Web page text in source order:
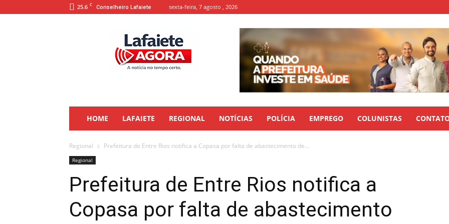
25.6 C Conselheiro Lafaiete sexta-feira, 7 agosto , 2026
HOME LAFAIETE REGIONAL NOTÍCIAS POLÍCIA EMPREGO COLUNISTAS
Regional Prefeitura de Entre Rios notifica a Copasa por falta de abastecimento de...
Regional
Prefeitura de Entre Rios notifica a
Copasa por falta de abastecimento